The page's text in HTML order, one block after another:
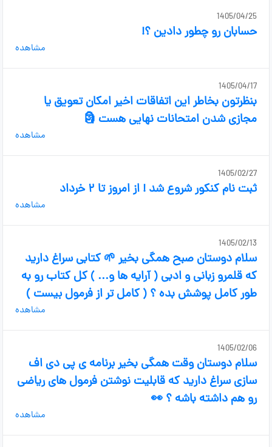
1405/04/25
حسابان رو چطور دادین ؟!
مشاهده
1405/04/17
بنظرتون بخاطر این اتفاقات اخیر امکان تعویق یا
مجازی شدن امتحانات نهایی هست 🗿
مشاهده
1405/02/27
ثبت نام کنکور شروع شد ! از امروز تا ۲ خرداد
مشاهده
1405/02/13
سلام دوستان صبح همگی بخیر 🌱 کتابی سراغ دارید
که قلمرو زبانی و ادبی ( آرایه ها و... ) کل کتاب رو به
طور کامل پوشش بده ؟ ( کامل تر از فرمول بیست )
مشاهده
1405/02/06
سلام دوستان وقت همگی بخیر برنامه ی پی دی اف
سازی سراغ دارید که قابلیت نوشتن فرمول های ریاضی
رو هم داشته باشه ؟ 👀
مشاهده